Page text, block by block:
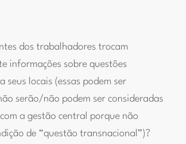
dos trabalhadores trocam
informações sobre questões
seus locais (essas podem ser
serão/não podem ser consideradas
a gestão central porque não
de “questão transnacional”)?